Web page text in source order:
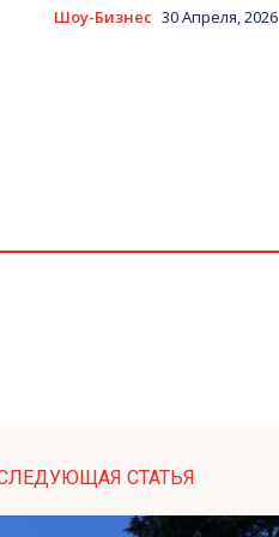
Шоу-Бизнес 30 Апреля, 2026
СТАТЬЯ